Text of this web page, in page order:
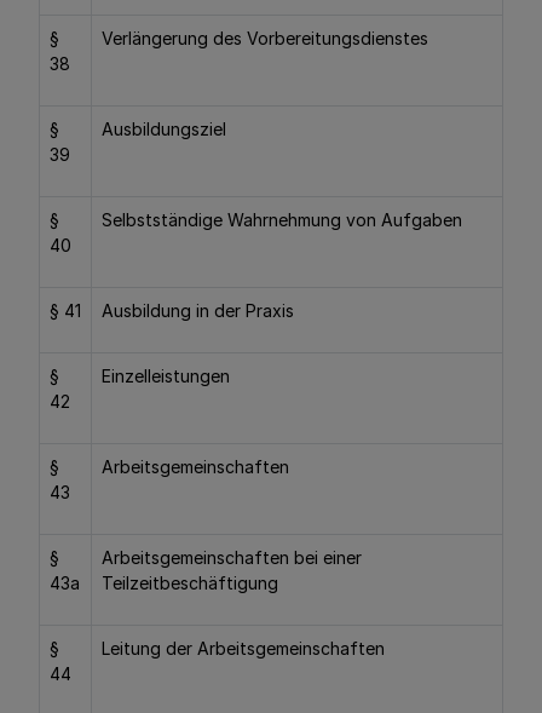
§
38
Verlängerung des Vorbereitungsdienstes
§
39
Ausbildungsziel
§
40
Selbstständige Wahrnehmung von Aufgaben
§ 41 Ausbildung in der Praxis
§
42
Einzelleistungen
§
43
Arbeitsgemeinschaften
§
43a
Arbeitsgemeinschaften bei einer
Teilzeitbeschäftigung
§
44
Leitung der Arbeitsgemeinschaften